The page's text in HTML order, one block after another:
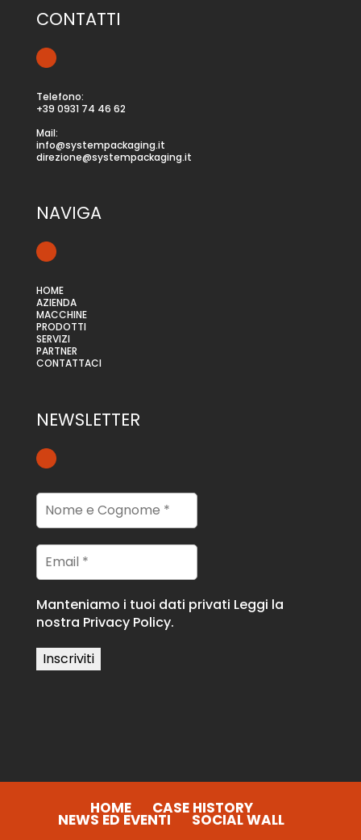
CONTATTI
Telefono:
+39 0931 74 46 62
Mail:
info@systempackaging.it
direzione@systempackaging.it
NAVIGA
HOME
AZIENDA
MACCHINE
PRODOTTI
SERVIZI
PARTNER
CONTATTACI
NEWSLETTER
Manteniamo i tuoi dati privati Leggi la
nostra Privacy Policy.
HOME CASE HISTORY
NEWS ED EVENTI SOCIAL WALL